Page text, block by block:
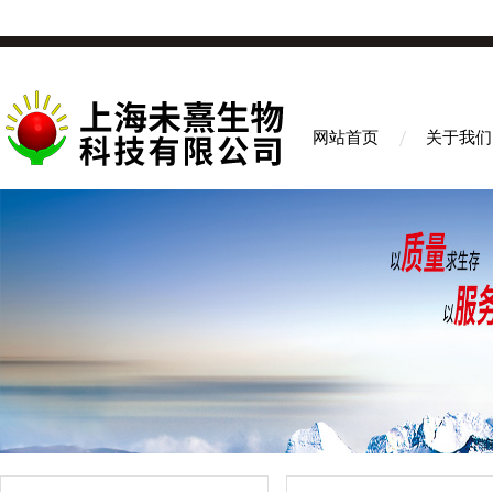
网站首页 关于我们